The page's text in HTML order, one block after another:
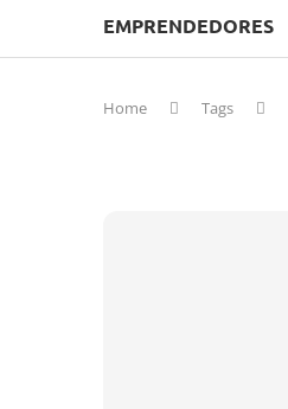
EMPRENDEDORES
Home Tags